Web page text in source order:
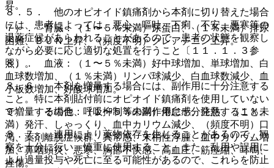
８．５． 他のオピオイド鎮痛剤から本剤に切り替えた場合
には、患者によっては、悪心、嘔吐、下痢、不安、悪寒等の
退薬症候があらわれることがあるので、患者の状態を観察し
ながら必要に応じ適切な処置を行うこと〔１１．１．３参
照〕。
８．６． 本剤を増量する場合には、副作用に十分注意する
こと。特に本剤貼付前にオピオイド鎮痛剤を使用していない
で増量する場合、呼吸抑制等の副作用に十分注意すること。
８．７． 連用により薬物依存を生じることがあるので、観
察を十分に行い、慎重に使用すること。また、乱用や誤用に
より過量投与や死亡に至る可能性があるので、これらを防止
昇。
７）． 腎臓：（１〜５％未満）尿蛋白、（１％未満）排尿
困難、ＢＵＮ上昇、（頻度不明）クレアチニン上昇。
８）． 血液：（１〜５％未満）好中球増加、単球増加、白
血球数増加、（１％未満）リンパ球減少、白血球数減少、血
小板数増加、好酸球増加。
９）． その他：（１〜５％未満）倦怠感、発熱、（１％未
満）発汗、しゃっくり、血中カリウム減少、（頻度不明）口
渇、薬剤離脱症候群、異常感、末梢性浮腫、血中カリウム増
加、鼻咽頭炎、悪寒、胸部不快感、高血圧、筋痙縮、耳鳴、
挫傷。